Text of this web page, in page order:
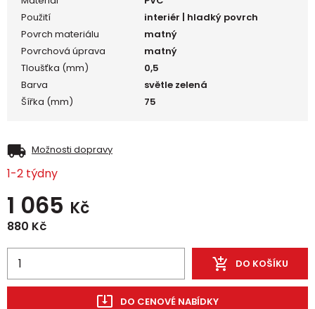
Použití
interiér | hladký povrch
Povrch materiálu
matný
Povrchová úprava
matný
Tloušťka (mm)
0,5
Barva
světle zelená
Šířka (mm)
75
Možnosti dopravy
1-2 týdny
1 065 Kč
880 Kč
DO KOŠÍKU
DO CENOVÉ NABÍDKY